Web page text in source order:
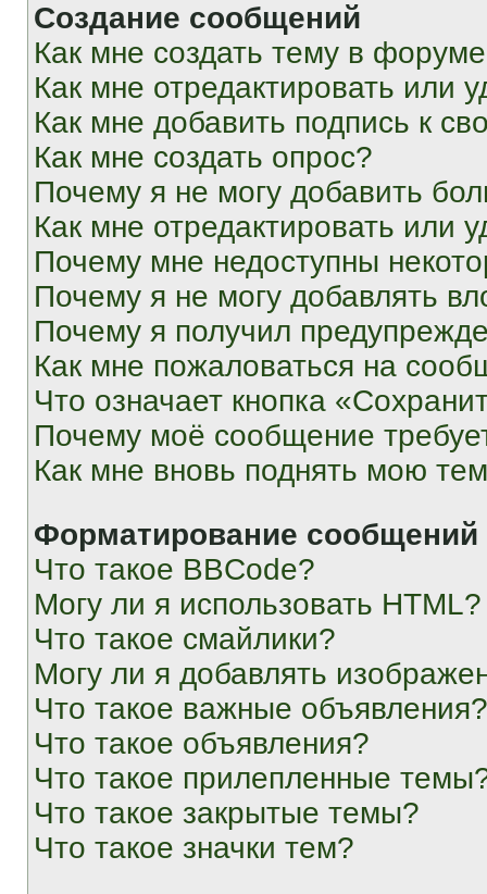
Создание сообщений
Как мне создать тему в
Как мне отредактировать или
Как мне добавить подпись к
Как мне создать опрос?
Почему я не могу добавить
Как мне отредактировать или
Почему мне недоступны
Почему я не могу добавлять
Почему я получил
Как мне пожаловаться на
Что означает кнопка
Почему моё сообщение
Как мне вновь поднять мою
Форматирование
Что такое BBCode?
Могу ли я использовать HTML?
Что такое смайлики?
Могу ли я добавлять
Что такое важные объявления?
Что такое объявления?
Что такое прилепленные
Что такое закрытые темы?
Что такое значки тем?